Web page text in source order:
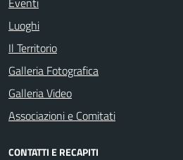
Luoghi
Il Territorio
Galleria Fotografica
Galleria Video
Associazioni e Comitati
CONTATTI E RECAPITI